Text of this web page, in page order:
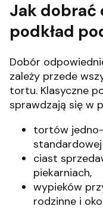
Jak dobrać
podkład
Dobór
zależy przede
tortu. Klasyczne
sprawdzają się w
tortów
ciast
piekarniach,
wypieków
rodzinne i